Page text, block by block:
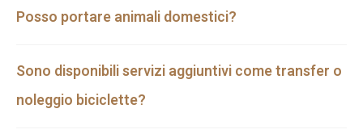
Posso portare animali domestici?
Sono disponibili servizi aggiuntivi come transfer o
noleggio biciclette?